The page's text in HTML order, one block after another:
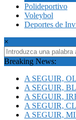
Polideportivo
Voleybol
Deportes de
×
Breaking News:
A SEGUIR,
A SEGUIR,
A SEGUIR,
A SEGUIR,
A SEGUIR,